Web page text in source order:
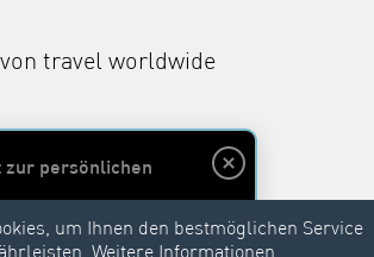
von travel worldwide
um Ihnen den bestmöglichen Service
persönlichen